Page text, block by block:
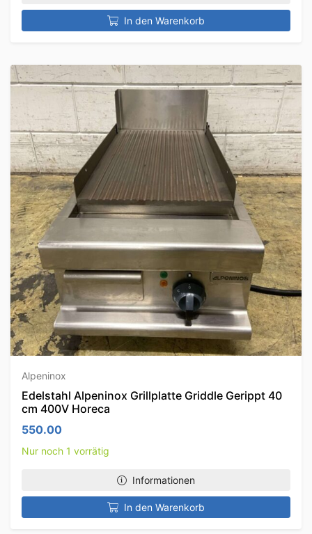
In den Warenkorb
Alpeninox
Edelstahl Alpeninox Grillplatte Griddle Gerippt 40
cm 400V Horeca
550.00
Nur noch 1 vorrätig
Informationen
In den Warenkorb